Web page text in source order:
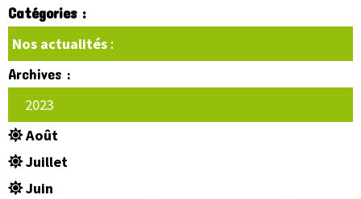
Catégories :
Nos actualités :
Archives :
2023
Août
Juillet
Juin